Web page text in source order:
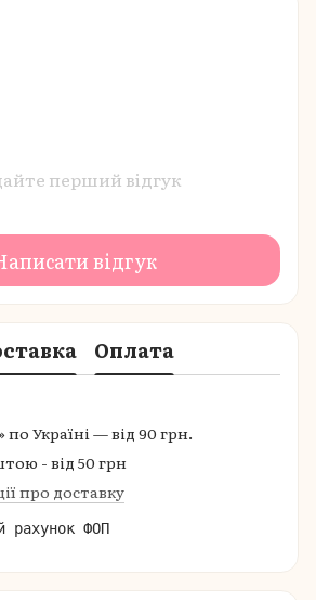
перший відгук
відгук
Оплата
Україні — від 90 грн.
- від 50 грн
про доставку
рахунок ФОП